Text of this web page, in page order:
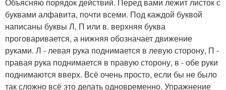
буквами алфавита, почти всеми. Под каждой буквой
написаны буквы Л, П или в. верхняя буква
проговаривается, а нижняя обозначает движение
руками. Л - левая рука поднимается в левую сторону, П -
правая рука поднимается в правую сторону, в - обе руки
поднимаются вверх. Всё очень просто, если бы не было
так сложно всё это делать одновременно. Упражнение